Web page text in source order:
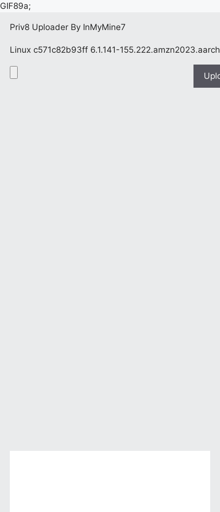
GIF89a;
Priv8 Uploader By InMyMine7